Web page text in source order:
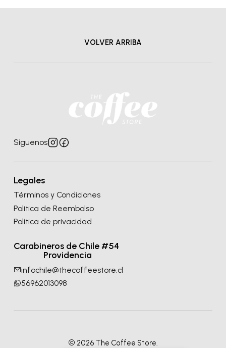
VOLVER ARRIBA
Síguenos
Legales
Términos y Condiciones
Politica de Reembolso
Política de privacidad
Carabineros de Chile #54
Providencia
infochile@thecoffeestore.cl
56962013098
2026 The Coffee Store.